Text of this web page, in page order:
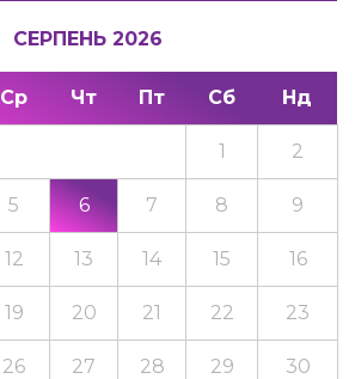
СЕРПЕНЬ 2026
Ср Чт Пт Сб Нд
1 2
5 6 7 8 9
12 13 14 15 16
19 20 21 22 23
26 27 28 29 30